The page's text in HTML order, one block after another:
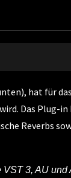
hat für
Das Plug-
Reverbs
3, AU